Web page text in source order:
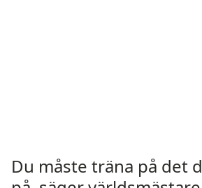
Du måste träna på det